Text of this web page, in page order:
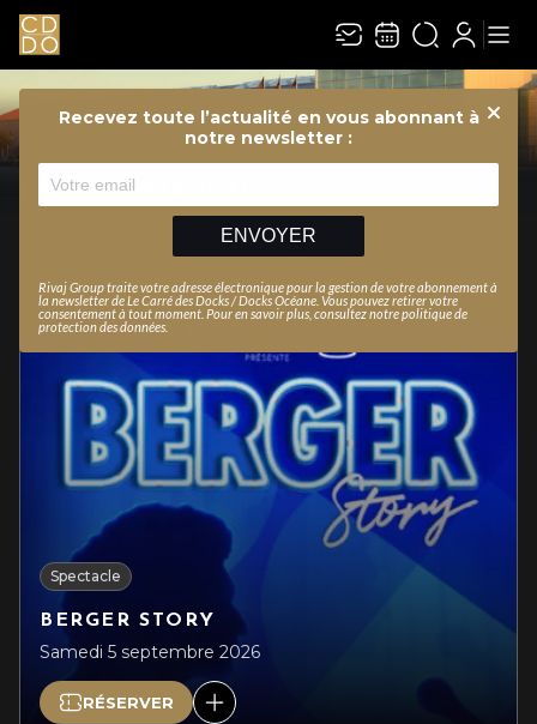
Recevez toute l’actualité en vous abonnant à
notre newsletter :
ENVOYER
Rivaj Group traite votre adresse électronique pour la gestion de votre abonnement à
la newsletter deLe Carré des Docks / Docks Océane . Vous pouvez retirer votre
consentement à tout moment. Pour en savoir plus, consultez notrepolitique de
protection des données
PROGRAMMATION
Spectacle
BERGER STORY
Samedi 5 septembre 2026
RÉSERVER